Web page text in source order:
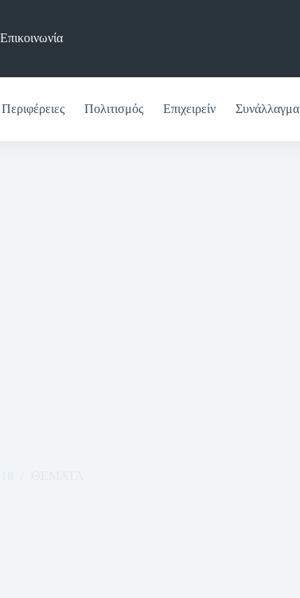
Επικοινωνία
Περιφέρειες Πολιτισμός Επιχειρείν Συνάλλαγμα